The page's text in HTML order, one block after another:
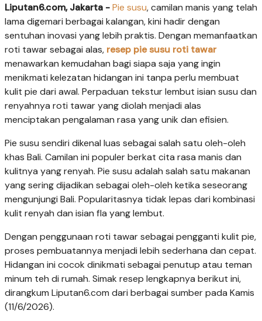
Liputan6.com, Jakarta -Pie susu, camilan manis yang telah
lama digemari berbagai kalangan, kini hadir dengan
sentuhan inovasi yang lebih praktis. Dengan memanfaatkan
roti tawar sebagai alas, resep pie susu roti tawar
menawarkan kemudahan bagi siapa saja yang ingin
menikmati kelezatan hidangan ini tanpa perlu membuat
kulit pie dari awal. Perpaduan tekstur lembut isian susu dan
renyahnya roti tawar yang diolah menjadi alas
menciptakan pengalaman rasa yang unik dan efisien.
Pie susu sendiri dikenal luas sebagai salah satu oleh-oleh
khas Bali. Camilan ini populer berkat cita rasa manis dan
kulitnya yang renyah. Pie susu adalah salah satu makanan
yang sering dijadikan sebagai oleh-oleh ketika seseorang
mengunjungi Bali. Popularitasnya tidak lepas dari kombinasi
kulit renyah dan isian fla yang lembut.
Dengan penggunaan roti tawar sebagai pengganti kulit pie,
proses pembuatannya menjadi lebih sederhana dan cepat.
Hidangan ini cocok dinikmati sebagai penutup atau teman
minum teh di rumah. Simak resep lengkapnya berikut ini,
dirangkum Liputan6.com dari berbagai sumber pada Kamis
(11/6/2026).